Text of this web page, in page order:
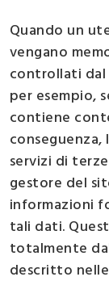
Quando un
vengano
controllati dal
per esempio,
contiene
servizi di
gestore del
informazioni
tali dati.
totalmente
descritto